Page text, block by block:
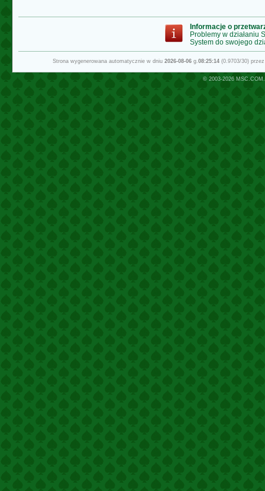
Informacje o
Problemy w działaniu
System do swojego
Strona wygenerowana automatycznie w dniu 2026-08-06g.08:25:14(0.9703/30)
© 2003-2026